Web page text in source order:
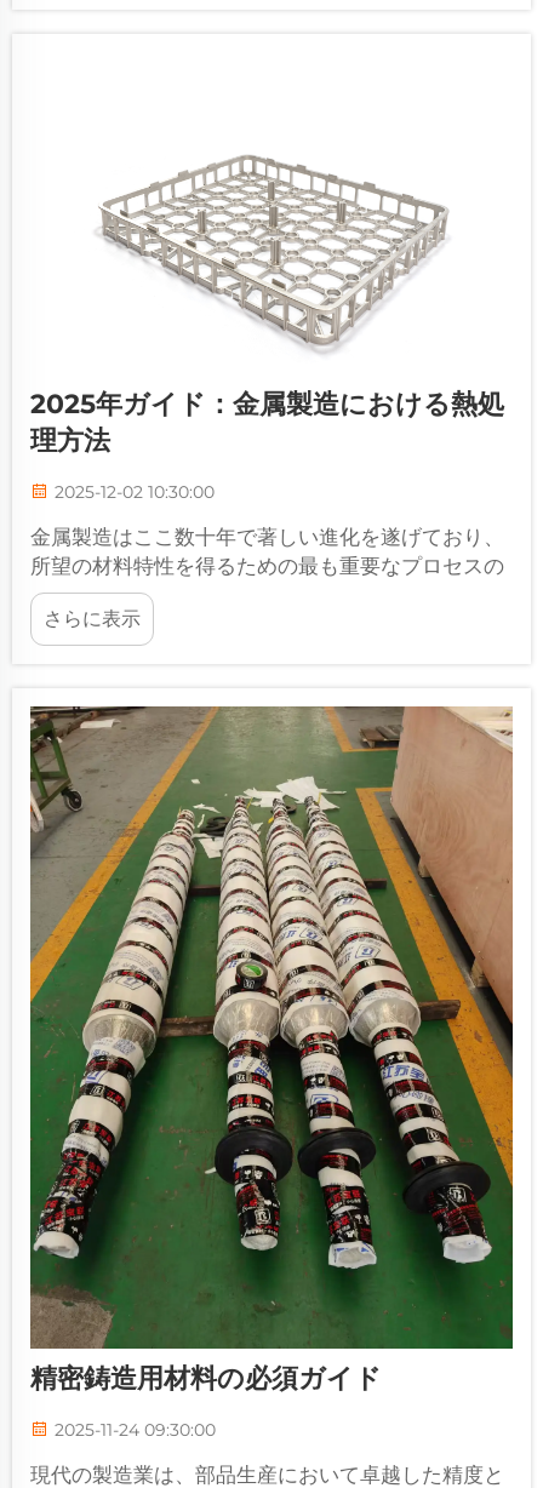
2025年ガイド：金属製造における熱処
理方法
2025-12-02 10:30:00
金属製造はここ数十年で著しい進化を遂げており、
所望の材料特性を得るための最も重要なプロセスの
一つとして熱処理が注目されています。金属の特性
を改質する包括的なアプローチ...
さらに表示
精密鋳造用材料の必須ガイド
2025-11-24 09:30:00
現代の製造業は、部品生産において卓越した精度と